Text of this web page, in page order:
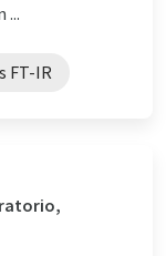
...
FT-IR